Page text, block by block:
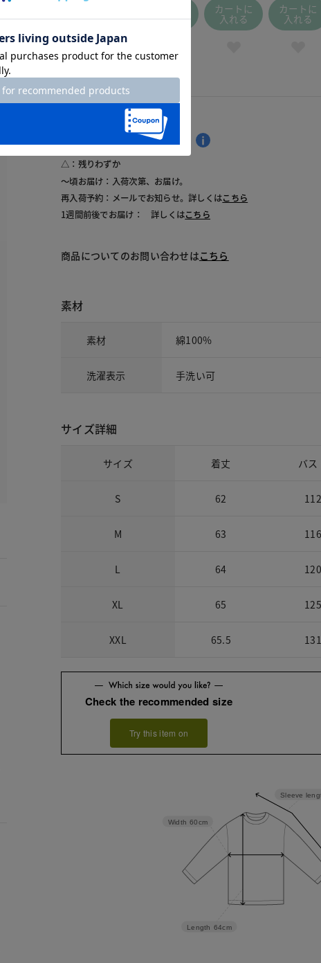
入れる
カートに
入れる
カートに
入れる
交換・返品はお気軽に！
△：残りわずか
～頃お届け：入荷次第、お届け。
再入荷予約：メールでお知らせ。詳しくはこちら
1週間前後でお届け： 詳しくはこちら
商品についてのお問い合わせはこちら
素材
素材 綿100%
洗濯表示 手洗い可
サイズ詳細
サイズ 着丈 バス
S 62 112
M 63 116
L 64 120
XL 65 125
XXL 65.5 131
Check the recommended size
Try this item on
Sleeve
Length 64cm
Width 60cm